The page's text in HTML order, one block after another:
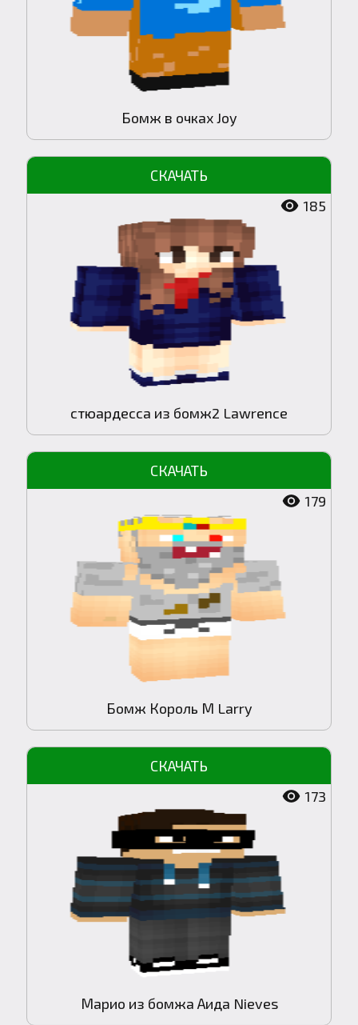
Бомж в очках Joy
185
стюардесса из бомж2 Lawrence
179
Бомж Король М Larry
173
Марио из бомжа Аида Nieves